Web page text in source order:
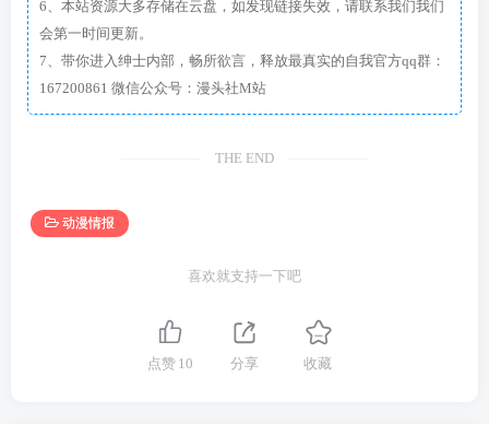
6、本站资源大多存储在云盘，如发现链接失效，请联系我们我们
会第一时间更新。
7、带你进入绅士内部，畅所欲言，释放最真实的自我官方qq群：
167200861 微信公众号：漫头社M站
THE END
动漫情报
喜欢就支持一下吧
点赞 10 分享 收藏